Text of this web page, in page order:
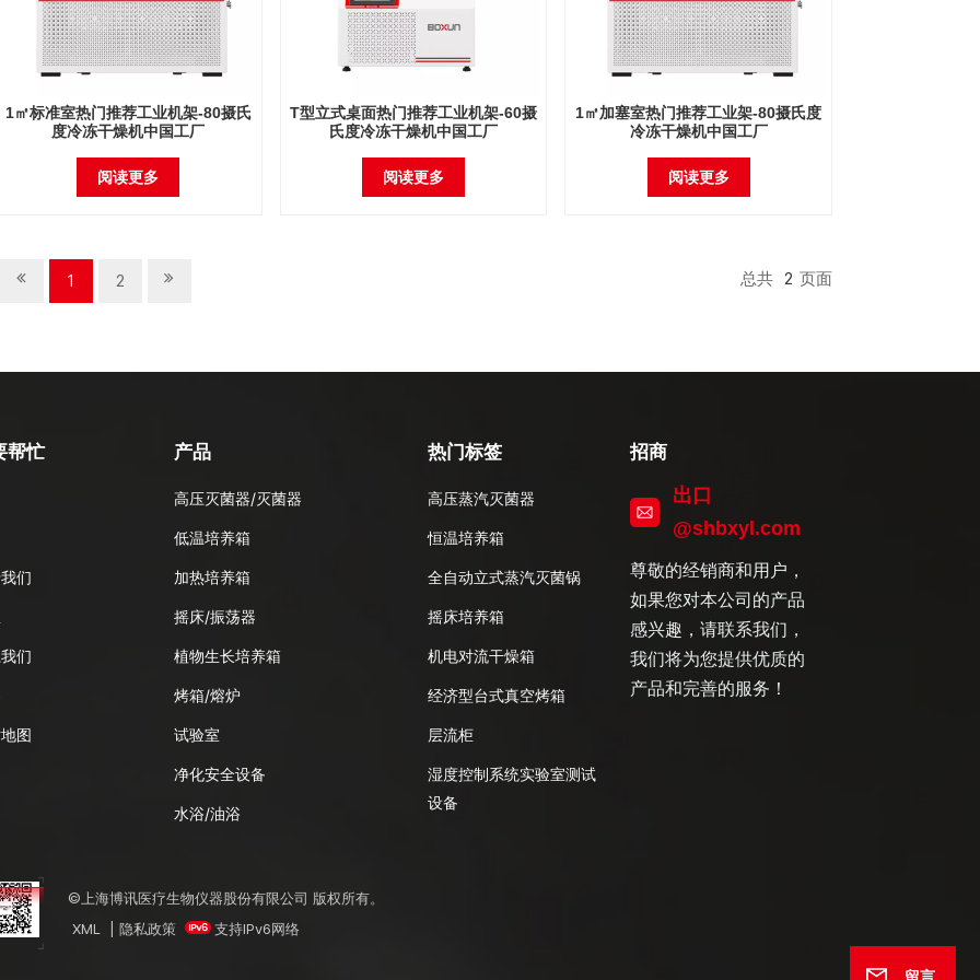
1㎡标准室热门推荐工业机架-80摄氏
度冷冻干燥机中国工厂
阅读更多
T型立式桌面热门推荐工业机架-60摄
氏度冷冻干燥机中国工厂
阅读更多
1㎡加塞室热门推荐工业架-80摄氏度
冷冻干燥机中国工厂
阅读更多
1 2 总共 2 页面
帮忙
们
们
图
产品
高压灭菌器/灭菌器
低温培养箱
加热培养箱
摇床/振荡器
植物生长培养箱
烤箱/熔炉
试验室
净化安全设备
水浴/油浴
热门标签
高压蒸汽灭菌器
恒温培养箱
全自动立式蒸汽灭菌锅
摇床培养箱
机电对流干燥箱
经济型台式真空烤箱
层流柜
湿度控制系统实验室测试
设备
招商
出口
@shbxyl.com
尊敬的经销商和用户，
如果您对本公司的产品
感兴趣，请联系我们，
我们将为您提供优质的
产品和完善的服务！
©上海博讯医疗生物仪器股份有限公司 版权所有。
XML
隐私政策 支持IPv6网络